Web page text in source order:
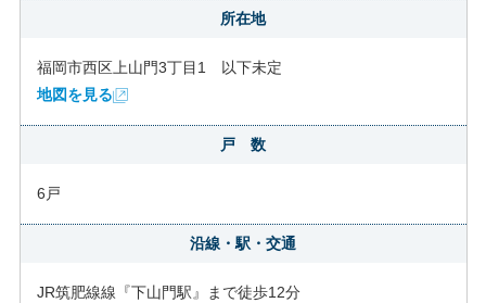
所在地
福岡市西区上山門3丁目1 以下未定
地図を見る
戸 数
6戸
沿線・駅・交通
JR筑肥線線『下山門駅』まで徒歩12分